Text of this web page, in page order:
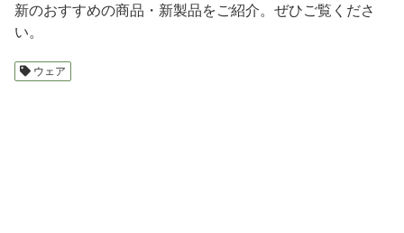
新のおすすめの商品・新製品をご紹介。ぜひご覧くださ
い。
ウェア